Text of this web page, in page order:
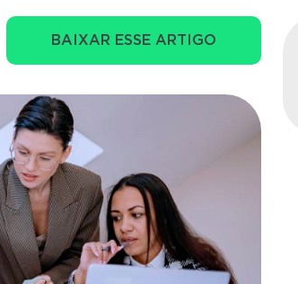
BAIXAR ESSE ARTIGO